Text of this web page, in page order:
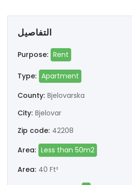
التفاصيل
Purpose: Rent
Type: Apartment
County: Bjelovarska
City: Bjelovar
Zip code: 42208
Area: Less than 50m2
Area: 40 Ft²